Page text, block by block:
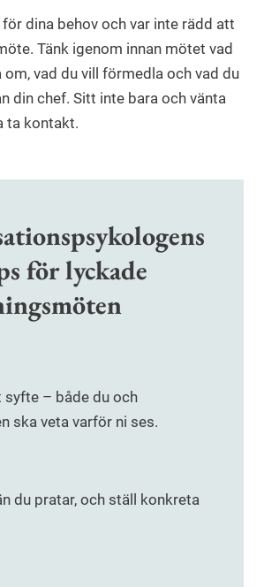
dina behov och var inte rädd att
Tänk igenom innan mötet vad
vad du vill förmedla och vad du
din chef. Sitt inte bara och vänta
ta kontakt.
för lyckade
syfte – både du och
ska veta varför ni ses.
du pratar, och ställ konkreta